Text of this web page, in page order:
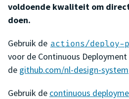
voldoende kwaliteit om
doen.
Gebruik de actions/deploy-
voor de Continuous
de github.com/nl-design-system
Gebruik de continuous